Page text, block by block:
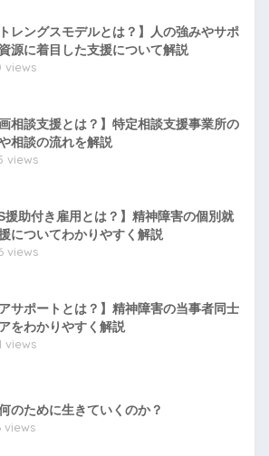
トレングスモデルとは？】人の強みやサポ
源に着目した支援について解説
views
画相談支援とは？】特定相談支援事業所の
相談の流れを解説
views
援助付き雇用とは？】精神障害の個別就
についてわかりやすく解説
views
アサポートとは？】精神障害の当事者同士
をわかりやすく解説
views
のために生きていくのか？
views